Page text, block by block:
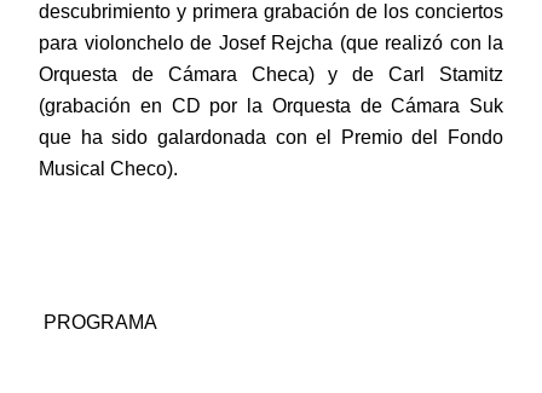
descubrimiento y primera grabación de los conciertos
para violonchelo de Josef Rejcha (que realizó con la
Orquesta de Cámara Checa) y de Carl Stamitz
(grabación en CD por la Orquesta de Cámara Suk
que ha sido galardonada con el Premio del Fondo
Musical Checo).
PROGRAMA